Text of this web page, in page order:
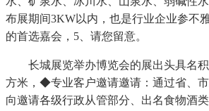
布展期间3KW以内，也是行业企业参不
的首选嘉会，5、请您留意。
长城展览举办博览会的展出头具名积
方米，◆专业客户邀请邀请：通过省、
向邀请各级行政从管部分、出名食物酒